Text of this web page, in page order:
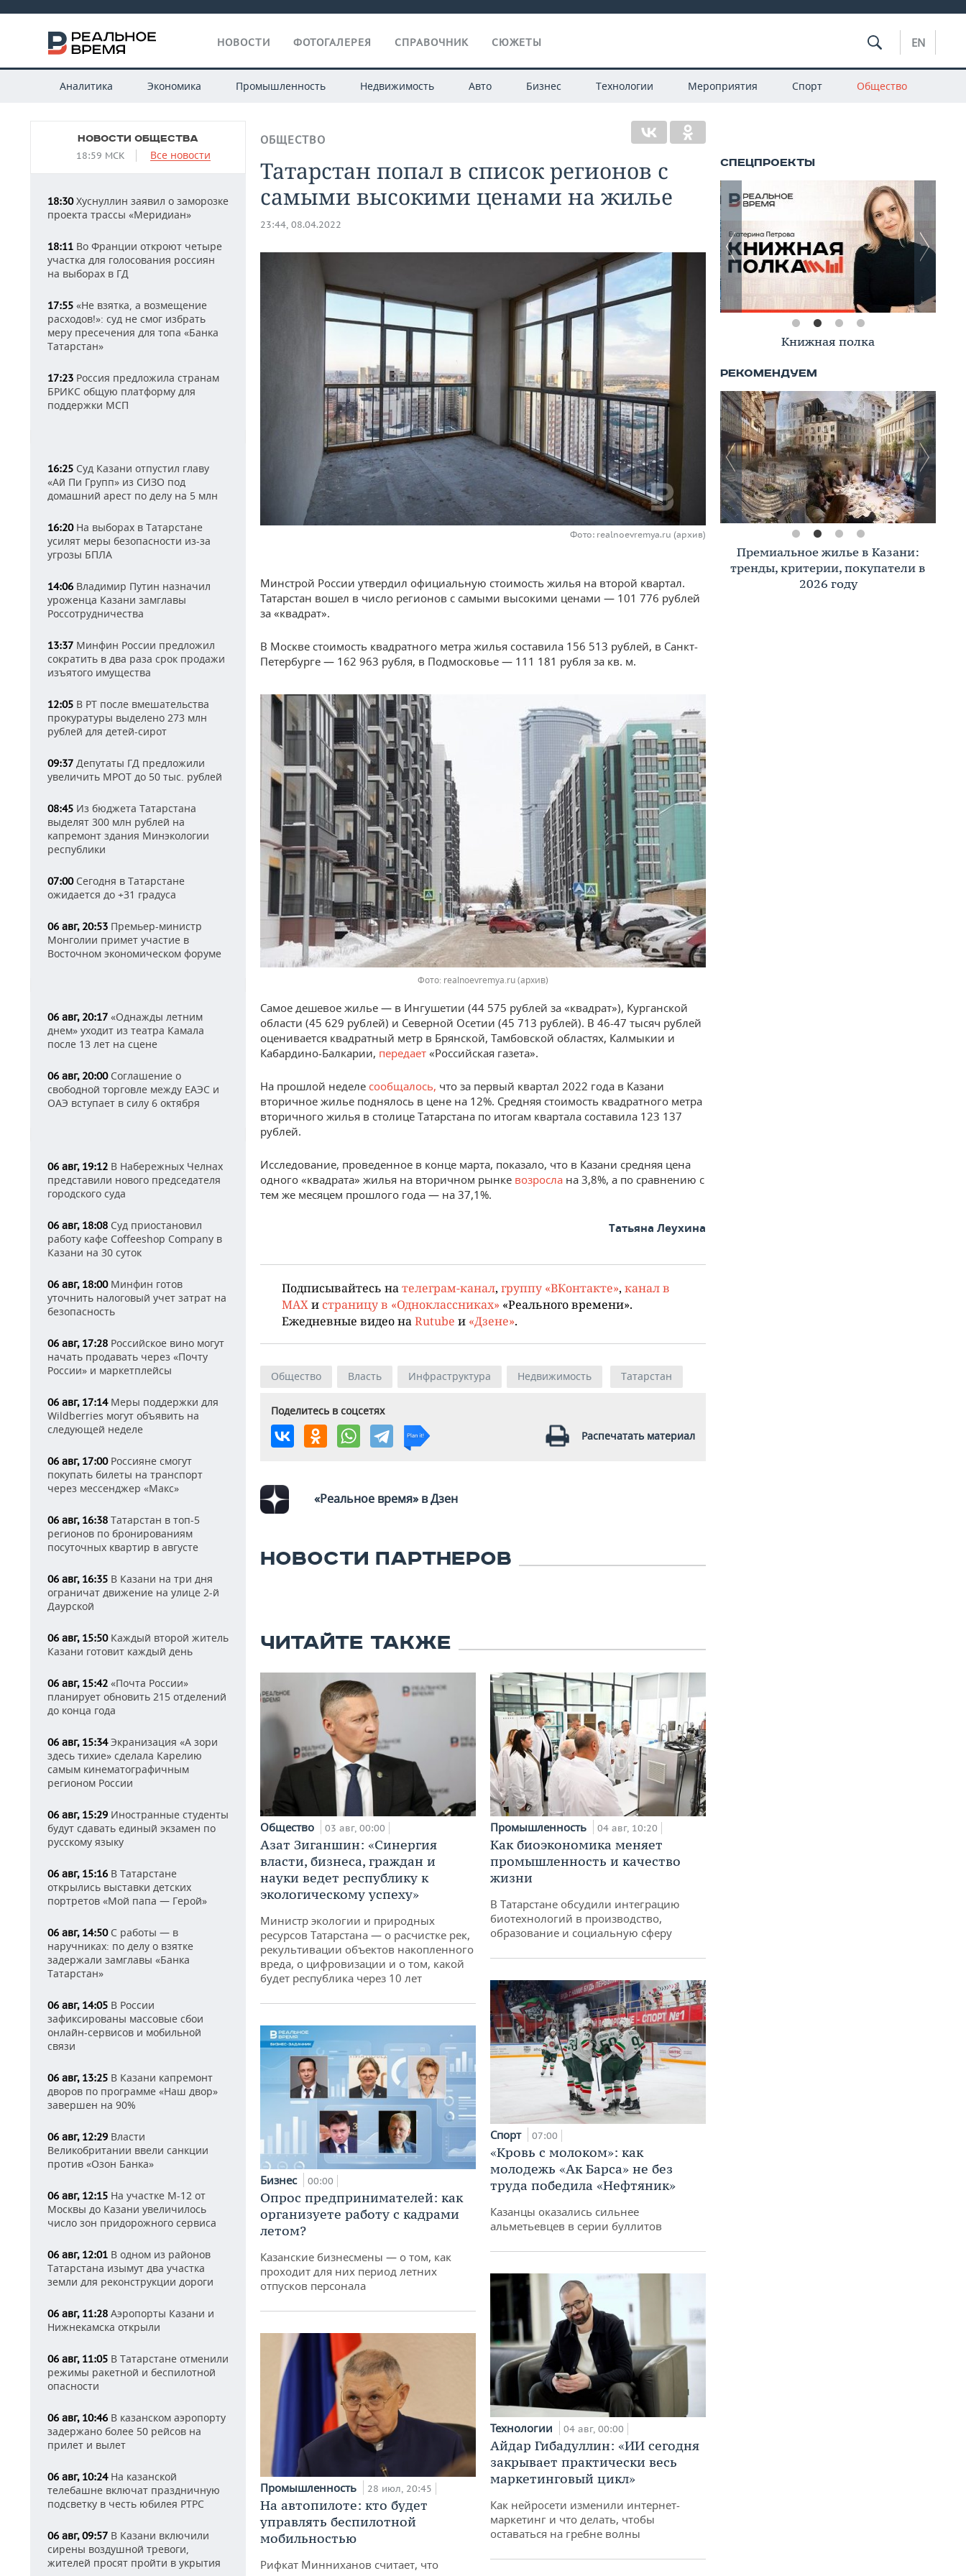
НОВОСТИ ФОТОГАЛЕРЕЯ СПРАВОЧНИК СЮЖЕТЫ EN
Аналитика Экономика Промышленность Недвижимость Авто Бизнес Технологии Мероприятия Спорт Общество
НОВОСТИ ОБЩЕСТВА
18:59 МСК Все новости
18:30Хуснуллин заявил о заморозке
проекта трассы «Меридиан»
18:11 Во Франции откроют четыре
участка для голосования россиян
на выборах в ГД
17:55 «Не взятка, а возмещение
расходов!»: суд не смог избрать
меру пресечения для топа «Банка
Татарстан»
17:23 Россия предложила странам
БРИКС общую платформу для
поддержки МСП
16:25 Суд Казани отпустил главу
«Ай Пи Групп» из СИЗО под
домашний арест по делу на 5 млн
16:20На выборах в Татарстане
усилят меры безопасности из-за
угрозы БПЛА
14:06 Владимир Путин назначил
уроженца Казани замглавы
Россотрудничества
13:37 Минфин России предложил
сократить в два раза срок продажи
изъятого имущества
12:05 В РТ после вмешательства
прокуратуры выделено 273 млн
рублей для детей-сирот
09:37 Депутаты ГД предложили
увеличить МРОТ до 50 тыс. рублей
08:45 Из бюджета Татарстана
выделят 300 млн рублей на
капремонт здания Минэкологии
республики
07:00Сегодня в Татарстане
ожидается до +31 градуса
06 авг, 20:53 Премьер-министр
Монголии примет участие в
Восточном экономическом форуме
06 авг, 20:17 «Однажды летним
днем» уходит из театра Камала
после 13 лет на сцене
06 авг, 20:00Соглашение о
свободной торговле между ЕАЭС и
ОАЭ вступает в силу 6 октября
06 авг, 19:12 В Набережных Челнах
представили нового председателя
городского суда
06 авг, 18:08 Суд приостановил
работу кафе Coffeeshop Company в
Казани на 30 суток
06 авг, 18:00Минфин готов
уточнить налоговый учет затрат на
безопасность
06 авг, 17:28 Российское вино могут
начать продавать через «Почту
России» и маркетплейсы
06 авг, 17:14Меры поддержки для
Wildberries могут объявить на
следующей неделе
06 авг, 17:00Россияне смогут
покупать билеты на транспорт
через мессенджер «Макс»
06 авг, 16:38 Татарстан в топ-5
регионов по бронированиям
посуточных квартир в августе
06 авг, 16:35 В Казани на три дня
ограничат движение на улице 2-й
Даурской
06 авг, 15:50Каждый второй житель
Казани готовит каждый день
06 авг, 15:42 «Почта России»
планирует обновить 215 отделений
до конца года
06 авг, 15:34Экранизация «А зори
здесь тихие» сделала Карелию
самым кинематографичным
регионом России
06 авг, 15:29 Иностранные студенты
будут сдавать единый экзамен по
русскому языку
06 авг, 15:16 В Татарстане
открылись выставки детских
портретов «Мой папа — Герой»
06 авг, 14:50С работы — в
наручниках: по делу о взятке
задержали замглавы «Банка
Татарстан»
06 авг, 14:05 В России
зафиксированы массовые сбои
онлайн-сервисов и мобильной
связи
06 авг, 13:25 В Казани капремонт
дворов по программе «Наш двор»
завершен на 90%
06 авг, 12:29 Власти
Великобритании ввели санкции
против «Озон Банка»
06 авг, 12:15 На участке М-12 от
Москвы до Казани увеличилось
число зон придорожного сервиса
06 авг, 12:01 В одном из районов
Татарстана изымут два участка
земли для реконструкции дороги
06 авг, 11:28 Аэропорты Казани и
Нижнекамска открыли
06 авг, 11:05 В Татарстане отменили
режимы ракетной и беспилотной
опасности
06 авг, 10:46 В казанском аэропорту
задержано более 50 рейсов на
прилет и вылет
06 авг, 10:24На казанской
телебашне включат праздничную
подсветку в честь юбилея РТРС
06 авг, 09:57 В Казани включили
сирены воздушной тревоги,
жителей просят пройти в укрытия
ОБЩЕСТВО
Татарстан попал в список регионов с
самыми высокими ценами на жилье
23:44, 08.04.2022
Фото: realnoevremya.ru (архив)
Минстрой России утвердил официальную стоимость жилья на второй квартал.
Татарстан вошел в число регионов с самыми высокими ценами — 101 776 рублей
за «квадрат».
В Москве стоимость квадратного метра жилья составила 156 513 рублей, в Санкт-
Петербурге — 162 963 рубля, в Подмосковье — 111 181 рубля за кв. м.
Фото: realnoevremya.ru (архив)
Самое дешевое жилье — в Ингушетии (44 575 рублей за «квадрат»), Курганской
области (45 629 рублей) и Северной Осетии (45 713 рублей). В 46-47 тысяч рублей
оценивается квадратный метр в Брянской, Тамбовской областях, Калмыкии и
Кабардино-Балкарии, передает «Российская газета».
На прошлой неделе сообщалось, что за первый квартал 2022 года в Казани
вторичное жилье поднялось в цене на 12%. Средняя стоимость квадратного метра
вторичного жилья в столице Татарстана по итогам квартала составила 123 137
рублей.
Исследование, проведенное в конце марта, показало, что в Казани средняя цена
одного «квадрата» жилья на вторичном рынке возросла на 3,8%, а по сравнению с
тем же месяцем прошлого года — на 37,1%.
Татьяна Леухина
Подписывайтесь нателеграм-канал, группу «ВКонтакте», канал в
MAXи страницу в «Одноклассниках» «Реального времени».
Ежедневные видео наRutube и «Дзене».
Общество Власть Инфраструктура Недвижимость Татарстан
Поделитесь в соцсетях
Распечатать материал
«Реальное время» в Дзен
НОВОСТИ ПАРТНЕРОВ
ЧИТАЙТЕ ТАКЖЕ
Общество 03 авг, 00:00
Азат Зиганшин: «Синергия
власти, бизнеса, граждан и
науки ведет республику к
экологическому успеху»
Министр экологии и природных
ресурсов Татарстана — о расчистке рек,
рекультивации объектов накопленного
вреда, о цифровизации и о том, какой
будет республика через 10 лет
Бизнес 00:00
Опрос предпринимателей: как
организуете работу с кадрами
летом?
Казанские бизнесмены — о том, как
проходит для них период летних
отпусков персонала
Промышленность 28 июл, 20:45
На автопилоте: кто будет
управлять беспилотной
мобильностью
Рифкат Минниханов считает, что
Промышленность 04 авг, 10:20
Как биоэкономика меняет
промышленность и качество
жизни
В Татарстане обсудили интеграцию
биотехнологий в производство,
образование и социальную сферу
Спорт 07:00
«Кровь с молоком»: как
молодежь «Ак Барса» не без
труда победила «Нефтяник»
Казанцы оказались сильнее
альметьевцев в серии буллитов
Технологии 04 авг, 00:00
Айдар Гибадуллин: «ИИ сегодня
закрывает практически весь
маркетинговый цикл»
Как нейросети изменили интернет-
маркетинг и что делать, чтобы
оставаться на гребне волны
Книжная полка
Премиальное жилье в Казани:
тренды, критерии, покупатели в
2026 году